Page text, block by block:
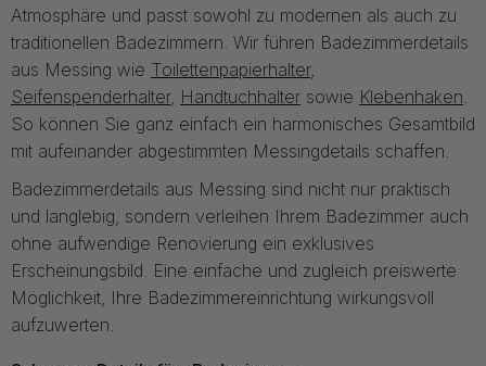
Atmosphäre und passt sowohl zu modernen als auch zu
traditionellen Badezimmern. Wir führen Badezimmerdetails
aus Messing wie Toilettenpapierhalter,
Seifenspenderhalter, Handtuchhalter sowie Klebenhaken
So können Sie ganz einfach ein harmonisches Gesamtbild
mit aufeinander abgestimmten Messingdetails schaffen.
Badezimmerdetails aus Messing sind nicht nur praktisch
und langlebig, sondern verleihen Ihrem Badezimmer auch
ohne aufwendige Renovierung ein exklusives
Erscheinungsbild. Eine einfache und zugleich preiswerte
Möglichkeit, Ihre Badezimmereinrichtung wirkungsvoll
aufzuwerten.